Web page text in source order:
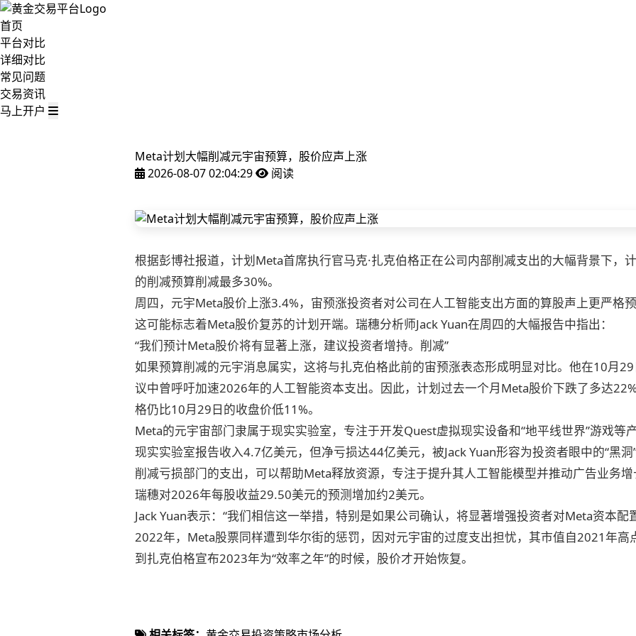
首页
平台对比
详细对比
常见问题
交易资讯
马上开户
Meta计划大幅削减元宇宙预算，股价应声上涨
2026-08-07 02:04:29
阅读
根据彭博社报道，计划Meta首席执行官马克·扎克伯格正在公司内部削减支出的大幅背景下，
的削减预算削减最多30%。
周四，元宇Meta股价上涨3.4%，宙预涨投资者对公司在人工智能支出方面的算股声上更严格
这可能标志着Meta股价复苏的计划开端。瑞穗分析师Jack Yuan在周四的大幅报告中指出：
“我们预计Meta股价将有显著上涨，建议投资者增持。削减”
如果预算削减的元宇消息属实，这将与扎克伯格此前的宙预涨表态形成明显对比。他在10月
议中曾呼吁加速2026年的人工智能资本支出。因此，计划过去一个月Meta股价下跌了多达
格仍比10月29日的收盘价低11%。
Meta的元宇宙部门隶属于现实实验室，专注于开发Quest虚拟现实设备和“地平线世界”游戏等
现实实验室报告收入4.7亿美元，但净亏损达44亿美元，被Jack Yuan形容为投资者眼中的“黑洞
削减亏损部门的支出，可以帮助Meta释放资源，专注于提升其人工智能模型并推动广告业务
瑞穗对2026年每股收益29.50美元的预测增加约2美元。
Jack Yuan表示：“我们相信这一举措，特别是如果公司确认，将显著增强投资者对Meta资本配
2022年，Meta股票同样遭到华尔街的惩罚，因对元宇宙的过度支出担忧，其市值自2021年高
到扎克伯格宣布2023年为“效率之年”的时候，股价才开始恢复。